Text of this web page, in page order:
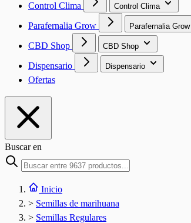
Control Clima Control Clima
Parafernalia Grow Parafernalia Grow
CBD Shop CBD Shop
Dispensario Dispensario
Ofertas
Buscar en
Inicio
> Semillas de marihuana
> Semillas Regulares